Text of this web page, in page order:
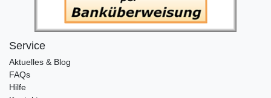
Service
Aktuelles & Blog
FAQs
Hilfe